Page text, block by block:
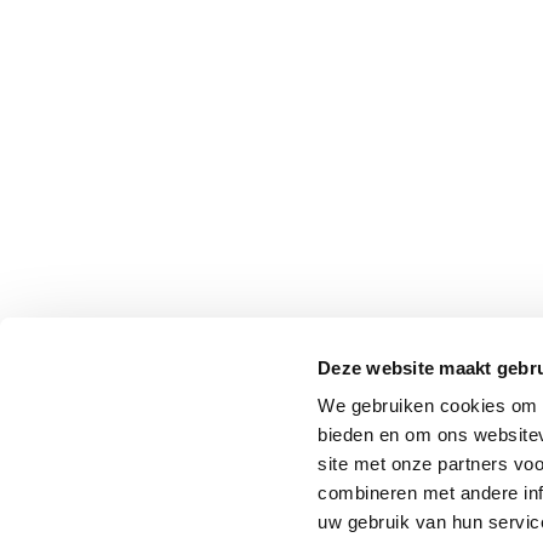
Deze website maakt
We gebruiken cookies
bieden en om ons
site met onze partners
combineren met andere
uw gebruik van hun